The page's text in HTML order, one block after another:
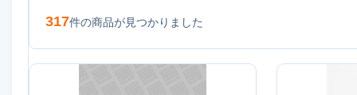
317件の商品が見つかりました